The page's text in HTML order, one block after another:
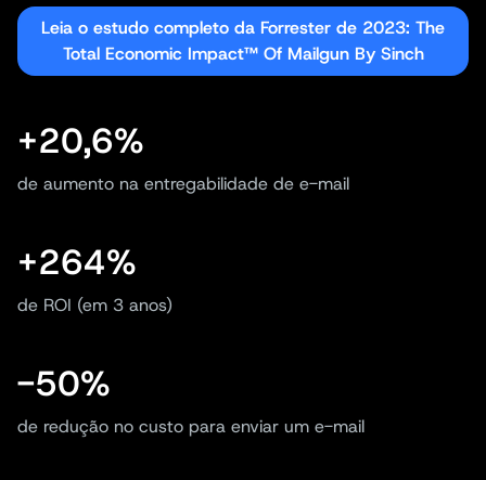
Leia o estudo completo da Forrester de 2023: The
Total Economic Impact™ Of Mailgun By Sinch
+20,6%
de aumento na entregabilidade de e-mail
+264%
de ROI (em 3 anos)
-50%
de redução no custo para enviar um e-mail